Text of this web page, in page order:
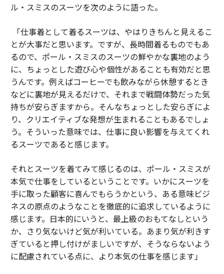
ル・スミスのスーツを次のように語った。
「仕事着として着るスーツは、やはりきちんと見えるこ
とが大事だと思います。ですが、長時間着るものでもあ
るので、ポール・スミスのスーツの鮮やかな裏地のよう
に、ちょっとした遊び心や個性があることも有効だと思
うんです。例えばコーヒーでも飲みながら休憩するとき
などに裏地が見えるだけで、それまで戦闘体勢だった気
持ちが安らぎますから。そんなちょっとした安らぎによ
り、クリエイティブな発想が生まれることもあるでしょ
う。そういった意味では、仕事に良い影響を与えてくれ
るスーツであると感じます。
それとスーツを着てみて感じるのは、ポール・スミスが
本気で仕事をしているということです。いかにスーツを
手に取った顧客に喜んでもらうかという、ある意味ビジ
ネスの原点のようなことを徹底的に追求しているように
感じます。日本的にいうと、最上級のおもてなしという
か、さり気ないけど気が利いている。あまり気が利きす
ぎていると押し付けがましいですが、そうならないよう
に配慮されている点に、より本気の仕事を感じます」